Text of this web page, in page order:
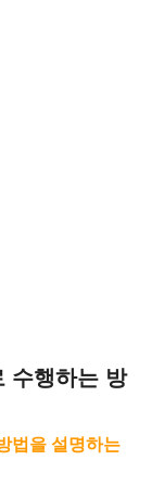
수행하는 방
법을 설명하는